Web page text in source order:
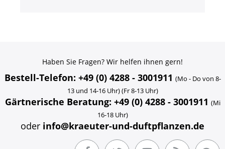
Haben Sie Fragen? Wir helfen ihnen gern!
Bestell-Telefon: +49 (0) 4288 - 3001911 (Mo - Do von 8-
13 und 14-16 Uhr) (Fr 8-13 Uhr)
Gärtnerische Beratung: +49 (0) 4288 - 3001911 (Mi
16-18 Uhr)
oder info@kraeuter-und-duftpflanzen.de